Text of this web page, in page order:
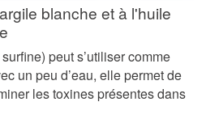
blanche et à l'huile
peut s’utiliser comme
un peu d’eau, elle permet de
les toxines présentes dans